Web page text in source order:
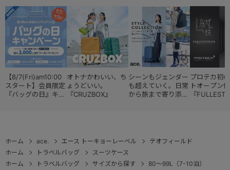
【8/7(Fri)am10:00
スタート】会員限定
『バッグの日』キャ
オトナかわいい、ち
ょうどいい。
『CRUZBOX』
シーンもジェンダー
も超えていく。日常
から旅まで寄り添う
プロテカ初
トオープン
『
ホーム ace. エース トーキョーレーベル
テオフィールド
ホーム
トラベルバッグ
スーツケース
ホーム
トラベルバッグ サイズから探す
80～99L（7-10泊）